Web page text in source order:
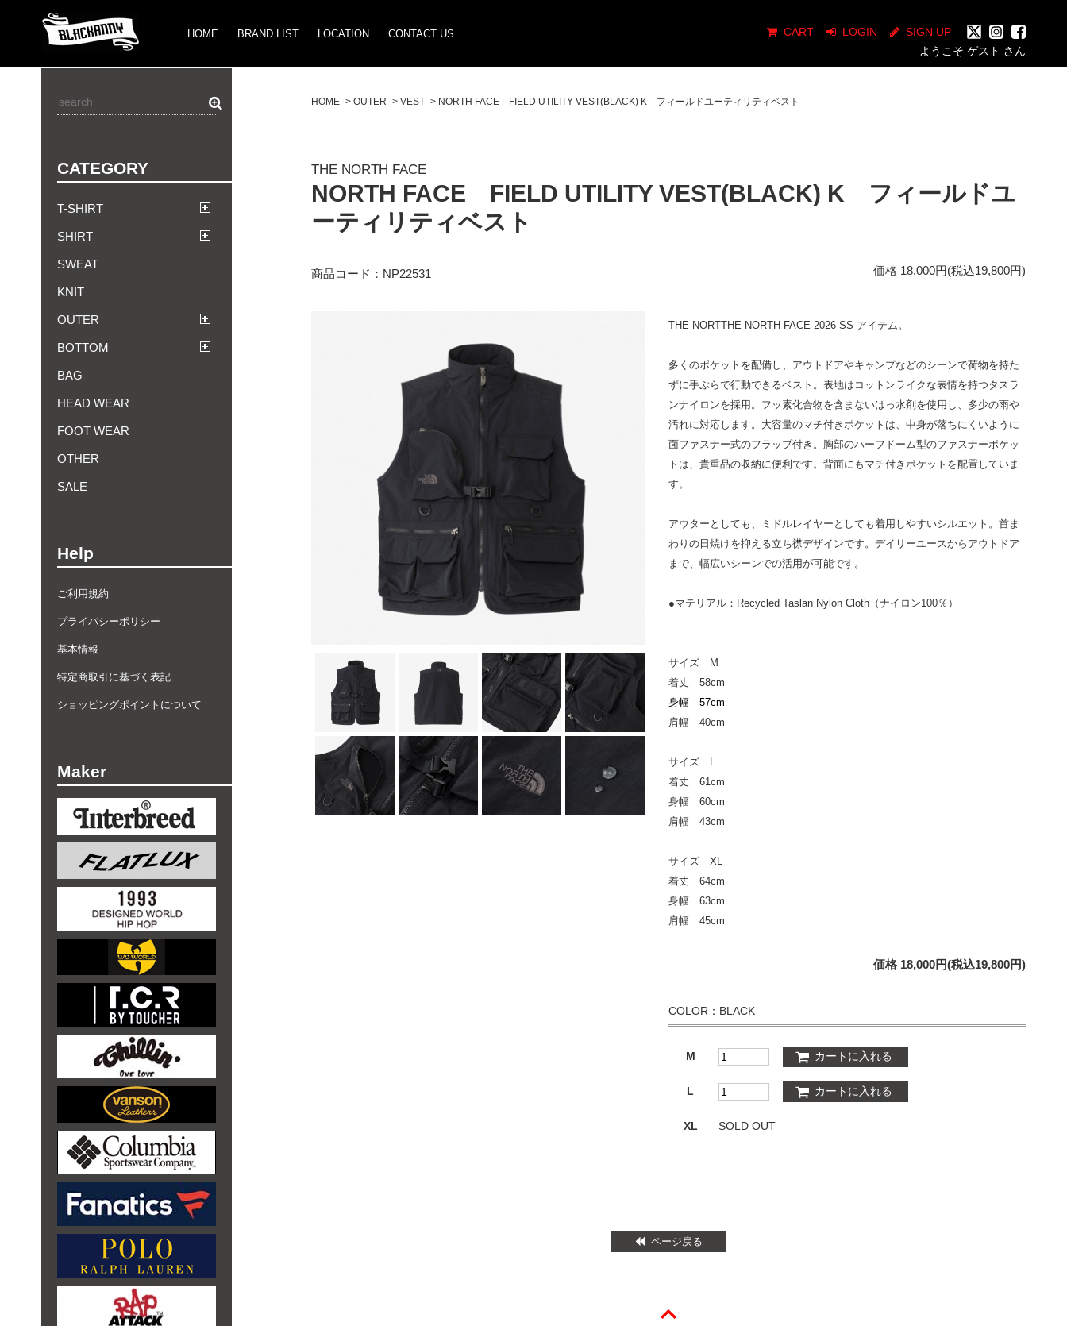
HOME BRAND LIST LOCATION CONTACT US SIGN UP
LOGIN
CART
ようこそ ゲスト さん
CATEGORY
T-SHIRT
SHIRT
SWEAT
KNIT
OUTER
BOTTOM
BAG
HEAD WEAR
FOOT WEAR
OTHER
SALE
Help
ご利用規約
プライバシーポリシー
基本情報
特定商取引に基づく表記
ショッピングポイントについて
Maker
HOME -> OUTER -> VEST -> NORTH FACE FIELD UTILITY VEST(BLACK) K フィールドユーティリティベスト
THE NORTH FACE
NORTH FACE FIELD UTILITY VEST(BLACK) K フィールドユ
ーティリティベスト
価格 18,000円(税込19,800円)
商品コード：NP22531
THE NORTTHE NORTH FACE 2026 SS アイテム。
多くのポケットを配備し、アウトドアやキャンプなどのシーンで荷物を持た
ずに手ぶらで行動できるベスト。 表地はコットンライクな表情を持つタスラ
ンナイロンを採用。フッ素化合物を含まないはっ水剤を使用し、多少の雨や
汚れに対応します。大容量のマチ付きポケットは、中身が落ちにくいように
面ファスナー式のフラップ付き。胸部のハーフドーム型のファスナーポケッ
トは、貴重品の収納に便利です。背面にもマチ付きポケットを配置していま
す。
アウターとしても、ミドルレイヤーとしても着用しやすいシルエット。首ま
わりの日焼けを抑える立ち襟デザインです。デイリーユースからアウトドア
まで、幅広いシーンでの活用が可能です。
●マテリアル： Recycled Taslan Nylon Cloth（ナイロン100％）
サイズ M
着丈 58cm
身幅 57cm
肩幅 40cm
サイズ L
着丈 61cm
身幅 60cm
肩幅 43cm
サイズ XL
着丈 64cm
身幅 63cm
肩幅 45cm
価格 18,000円(税込19,800円)
COLOR：BLACK
M
L
XL SOLD OUT
ページ戻る